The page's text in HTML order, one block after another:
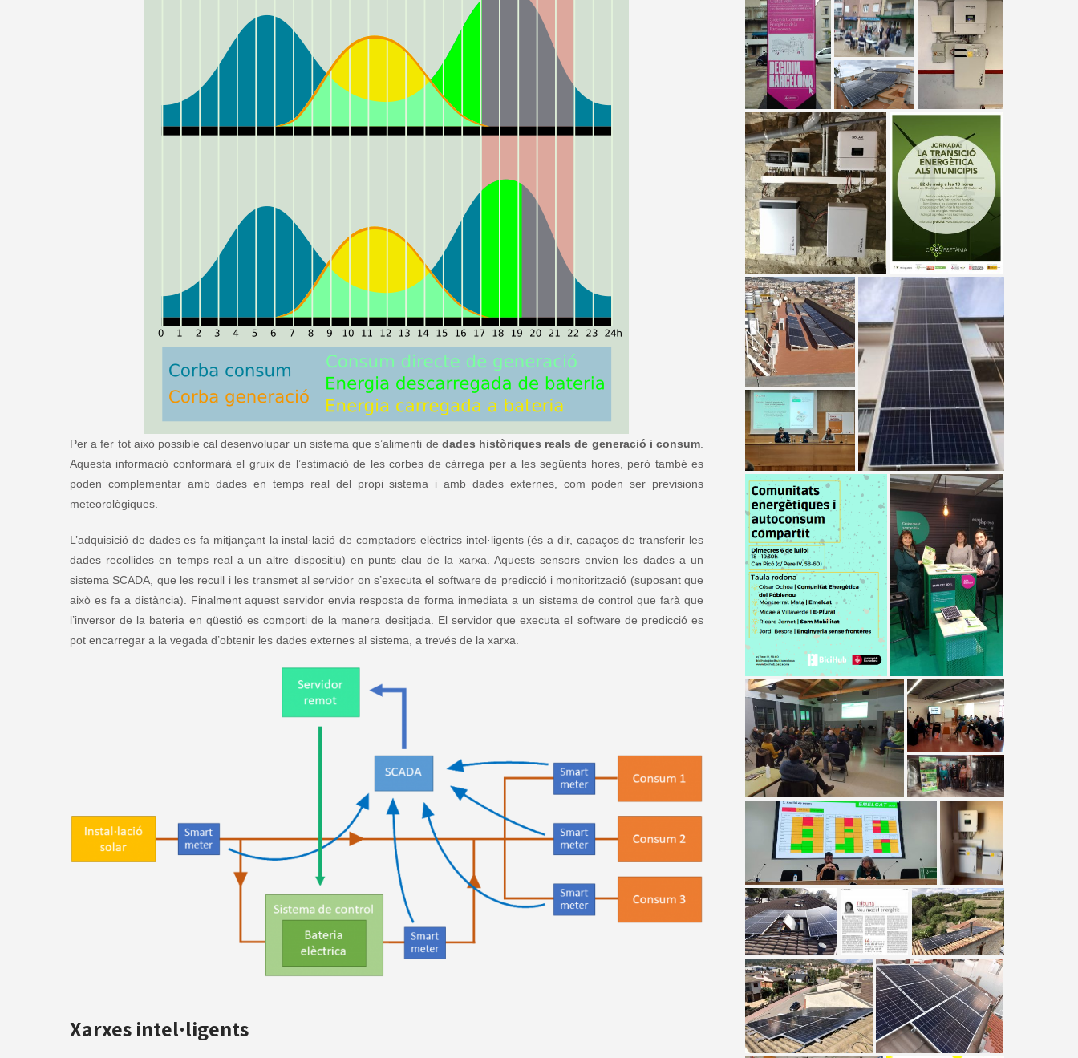
Per a fer tot això possible cal desenvolupar un sistema que s’alimenti de dades històriques reals de generació i consum
Aquesta informació conformarà el gruix de l’estimació de les corbes de càrrega per a les següents hores, però també es
poden complementar amb dades en temps real del propi sistema i amb dades externes, com poden ser previsions
meteorològiques.
L’adquisició de dades es fa mitjançant la instal·lació de comptadors elèctrics intel·ligents (és a dir, capaços de transferir les
dades recollides en temps real a un altre dispositiu) en punts clau de la xarxa. Aquests sensors envien les dades a un
sistema SCADA, que les recull i les transmet al servidor on s’executa el software de predicció i monitorització (suposant que
això es fa a distància). Finalment aquest servidor envia resposta de forma inmediata a un sistema de control que farà que
l’inversor de la bateria en qüestió es comporti de la manera desitjada. El servidor que executa el software de predicció es
pot encarregar a la vegada d’obtenir les dades externes al sistema, a trevés de la xarxa.
Xarxes intel·ligents